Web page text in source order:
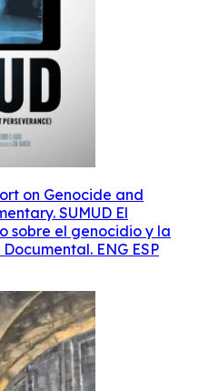
on Genocide and
SUMUD El
sobre el genocidio y la
ENG ESP